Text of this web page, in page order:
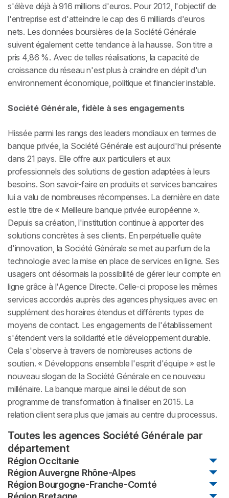
s'élève déjà à 916 millions d'euros. Pour 2012, l'objectif de
l'entreprise est d'atteindre le cap des 6 milliards d'euros
nets. Les données boursières de la Société Générale
suivent également cette tendance à la hausse. Son titre a
pris 4,86 %. Avec de telles réalisations, la capacité de
croissance du réseau n'est plus à craindre en dépit d'un
environnement économique, politique et financier instable.
Société Générale, fidèle à ses engagements
Hissée parmi les rangs des leaders mondiaux en termes de
banque privée, la Société Générale est aujourd'hui présente
dans 21 pays. Elle offre aux particuliers et aux
professionnels des solutions de gestion adaptées à leurs
besoins. Son savoir-faire en produits et services bancaires
lui a valu de nombreuses récompenses. La dernière en date
est le titre de « Meilleure banque privée européenne ».
Depuis sa création, l'institution continue à apporter des
solutions concrètes à ses clients. En perpétuelle quête
d'innovation, la Société Générale se met au parfum de la
technologie avec la mise en place de services en ligne. Ses
usagers ont désormais la possibilité de gérer leur compte en
ligne grâce à l'Agence Directe. Celle-ci propose les mêmes
services accordés auprès des agences physiques avec en
supplément des horaires étendus et différents types de
moyens de contact. Les engagements de l'établissement
s'étendent vers la solidarité et le développement durable.
Cela s'observe à travers de nombreuses actions de
soutien. « Développons ensemble l'esprit d'équipe » est le
nouveau slogan de la Société Générale en ce nouveau
millénaire. La banque marque ainsi le début de son
programme de transformation à finaliser en 2015. La
relation client sera plus que jamais au centre du processus.
Toutes les agences Société Générale par
département
Région Occitanie
Trouver mon agence bancaire en Occitanie
Région Auvergne Rhône-Alpes
Trouver mon agence bancaire en Auvergne
Région Bourgogne-Franche-Comté